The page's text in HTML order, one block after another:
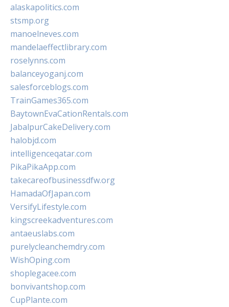
alaskapolitics.com
stsmp.org
manoelneves.com
mandelaeffectlibrary.com
roselynns.com
balanceyoganj.com
salesforceblogs.com
TrainGames365.com
BaytownEvaCationRentals.com
JabalpurCakeDelivery.com
halobjd.com
intelligenceqatar.com
PikaPikaApp.com
takecareofbusinessdfw.org
HamadaOfJapan.com
VersifyLifestyle.com
kingscreekadventures.com
antaeuslabs.com
purelycleanchemdry.com
WishOping.com
shoplegacee.com
bonvivantshop.com
CupPlante.com